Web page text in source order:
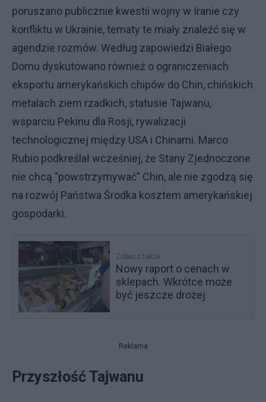
poruszano publicznie kwestii wojny w Iranie czy
konfliktu w Ukrainie, tematy te miały znaleźć się w
agendzie rozmów. Według zapowiedzi Białego
Domu dyskutowano również o ograniczeniach
eksportu amerykańskich chipów do Chin, chińskich
metalach ziem rzadkich, statusie Tajwanu,
wsparciu Pekinu dla Rosji, rywalizacji
technologicznej między USA i Chinami. Marco
Rubio podkreślał wcześniej, że Stany Zjednoczone
nie chcą "powstrzymywać” Chin, ale nie zgodzą się
na rozwój Państwa Środka kosztem amerykańskiej
gospodarki.
Zobacz także
Nowy raport o cenach w
sklepach. Wkrótce może
być jeszcze drożej
Reklama
Przyszłość Tajwanu